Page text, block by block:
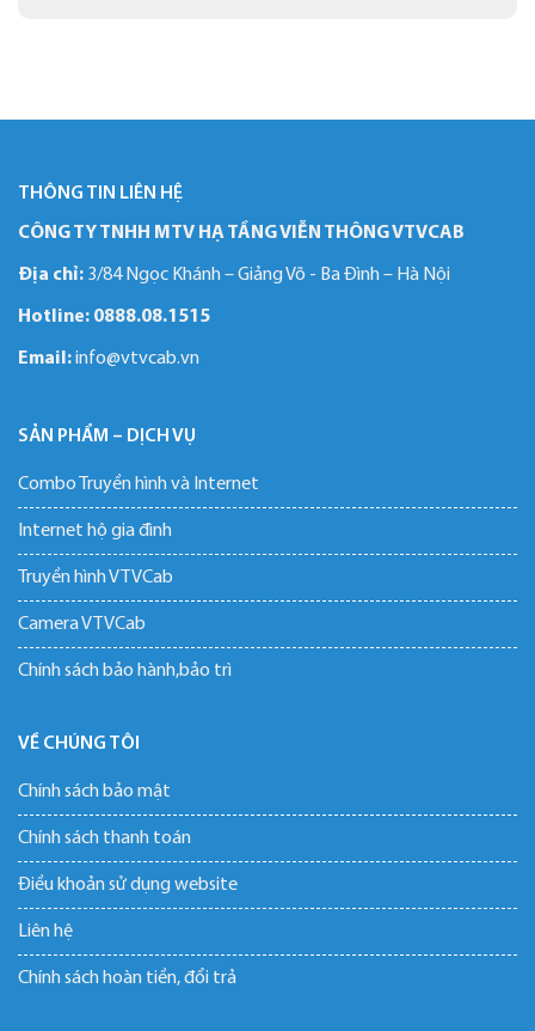
THÔNG TIN LIÊN HỆ
CÔNG TY TNHH MTV HẠ TẦNG VIỄN THÔNG VTVCAB
Địa chỉ: 3/84 Ngọc Khánh – Giảng Võ - Ba Đình – Hà Nội
Hotline: 0888.08.1515
Email:info@vtvcab.vn
SẢN PHẨM – DỊCH VỤ
Combo Truyền hình và Internet
Internet hộ gia đình
Truyền hình VTVCab
Camera VTVCab
Chính sách bảo hành,bảo trì
VỀ CHÚNG TÔI
Chính sách bảo mật
Chính sách thanh toán
Điều khoản sử dụng website
Liên hệ
Chính sách hoàn tiền, đổi trả